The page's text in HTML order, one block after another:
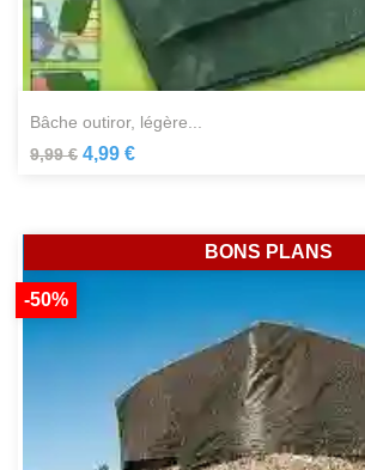
bâche outiror, légère...
9,99 € 4,99 €
-50%
BONS PLANS